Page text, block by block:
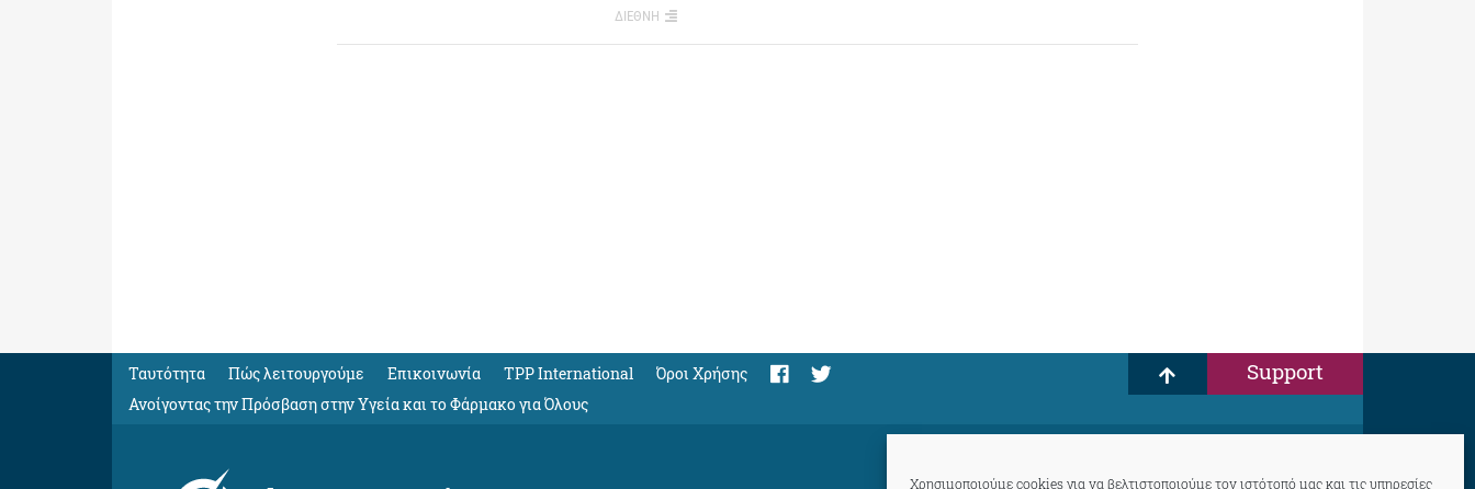
Χρησιμοποιούμε cookies για να βελτιστοποιούμε τον ιστότοπό μας και τις υπηρεσίες
ΔΙΕΘΝΗ
Ταυτότητα Πώς λειτουργούμε Eπικοινωνία TPP International
Όροι Χρήσης
Ανοίγοντας την Πρόσβαση στην Υγεία και το Φάρμακο για Όλους
Support